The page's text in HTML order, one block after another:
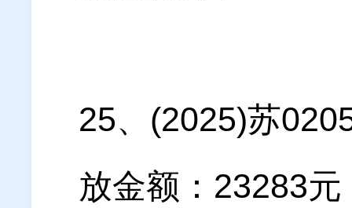
25、(2025)苏
放金额：23283